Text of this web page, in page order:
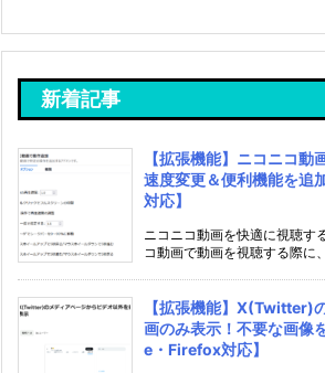
新着記事
【拡張機能】ニコニコ動
速度変更＆便利機能を
対応】
ニコニコ動画を快適に視聴す
コ動画で動画を視聴する際に
【拡張機能】X(Twitter)
画のみ表示！不要な画像
e・Firefox対応】